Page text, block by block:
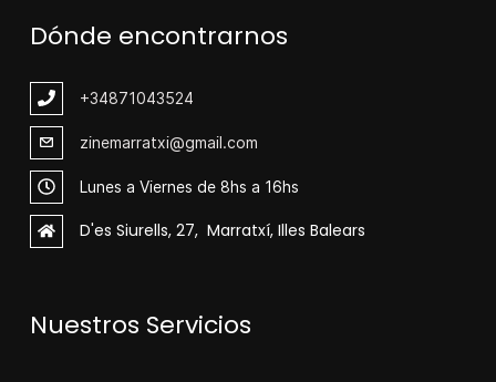
Dónde encontrarnos
+34871043524
zinemarratxi@gmail.com
Lunes a Viernes de 8hs a 16hs
D'es Siurells, 27, Marratxí, Illes Balears
Nuestros Servicios